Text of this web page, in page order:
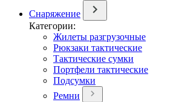
Снаряжение
Категории:
Жилеты разгрузочные
Рюкзаки тактические
Тактические сумки
Портфели тактические
Подсумки
Ремни